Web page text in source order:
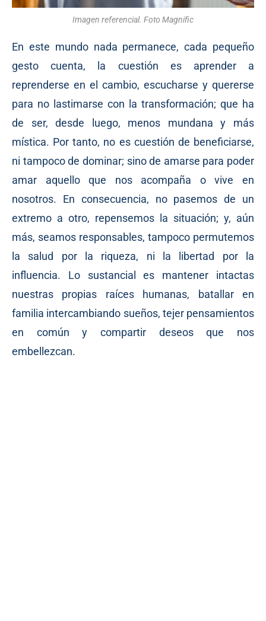
Imagen referencial. Foto Magnific
En este mundo nada permanece, cada pequeño
gesto cuenta, la cuestión es aprender a
reprenderse en el cambio, escucharse y quererse
para no lastimarse con la transformación; que ha
de ser, desde luego, menos mundana y más
mística. Por tanto, no es cuestión de beneficiarse,
ni tampoco de dominar; sino de amarse para poder
amar aquello que nos acompaña o vive en
nosotros. En consecuencia, no pasemos de un
extremo a otro, repensemos la situación; y, aún
más, seamos responsables, tampoco permutemos
la salud por la riqueza, ni la libertad por la
influencia. Lo sustancial es mantener intactas
nuestras propias raíces humanas, batallar en
familia intercambiando sueños, tejer pensamientos
en común y compartir deseos que nos
embellezcan.